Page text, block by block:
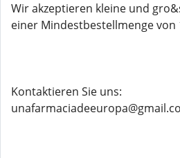
Wir akzeptieren kleine und
einer Mindestbestellmenge von
Kontaktieren Sie uns: